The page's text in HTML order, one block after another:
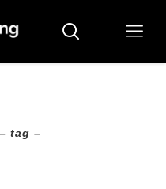
– tag –